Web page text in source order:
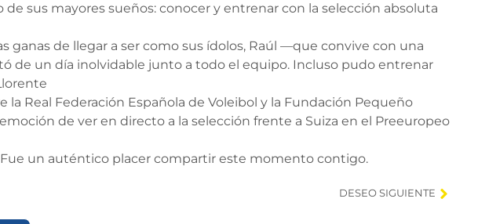
de sus mayores sueños: conocer y entrenar con la selección absoluta
ganas de llegar a ser como sus ídolos, Raúl —que convive con una
de un día inolvidable junto a todo el equipo. Incluso pudo entrenar
la Real Federación Española de Voleibol y la Fundación Pequeño
de ver en directo a la selección frente a Suiza en el Preeuropeo
Fue un auténtico placer compartir este momento contigo.
DESEO SIGUIENTE